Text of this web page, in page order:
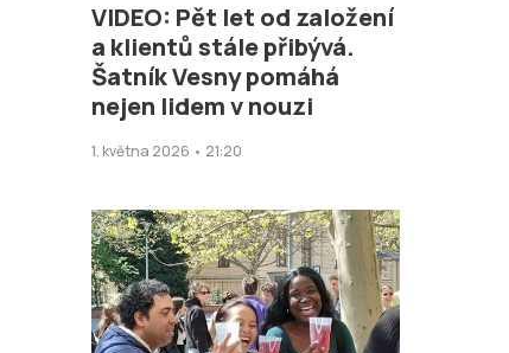
VIDEO: Pět let od založení
a klientů stále přibývá.
Šatník Vesny pomáhá
nejen lidem v nouzi
1. května 2026 • 21:20